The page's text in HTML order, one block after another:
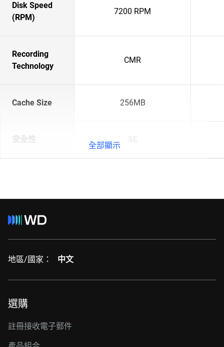
Disk Speed
(RPM)
7200 RPM
Recording
Technology
CMR
Cache Size 256MB
安全性 SE
全部顯示
地區/國家： 中文
選購
註冊接收電子郵件